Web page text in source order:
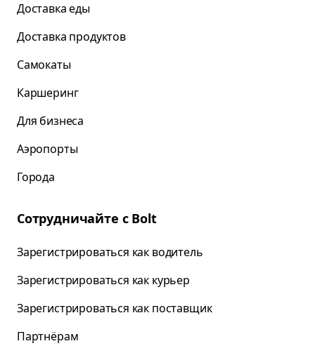
Доставка еды
Доставка продуктов
Самокаты
Каршеринг
Для бизнеса
Аэропорты
Города
Сотрудничайте с Bolt
Зарегистрироваться как водитель
Зарегистрироваться как курьер
Зарегистрироваться как поставщик
Партнёрам